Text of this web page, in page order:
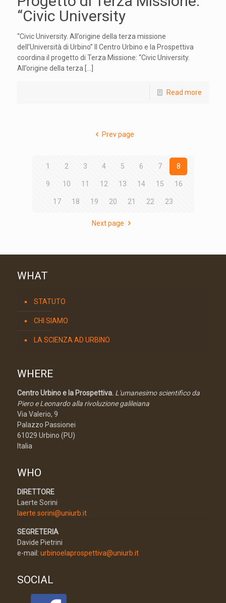
“Civic University
“Civic University. All’origine della terza missione
dell’Università di Urbino” Il Centro Urbino e la Prospettiva
coordina il progetto di Terza Missione: “Civic University.
All’origine della terza
Read more
Prev page
1 2 3 4 5 6 7 8
9 10 11 12 13 14 15 16
17 18 19 20 21 22 23
Next page
WHAT
STATUTO
CHI SIAMO
LA SCIENZA AD URBINO
WHERE
Centro Urbino e la Prospettiva.L'umanesimo scientifico da
Piero e Leonardo alla rivoluzione galileiana
Via Valerio, 9
Palazzo Passionei
61029 Urbino (PU)
Italia
WHO
DIRETTORE
Laerte Sorini
laerte.sorini@uniurb.it
SEGRETERIA
Davide Pietrini
e-mail: urbinoelaprospettiva@uniurb.it
SOCIAL